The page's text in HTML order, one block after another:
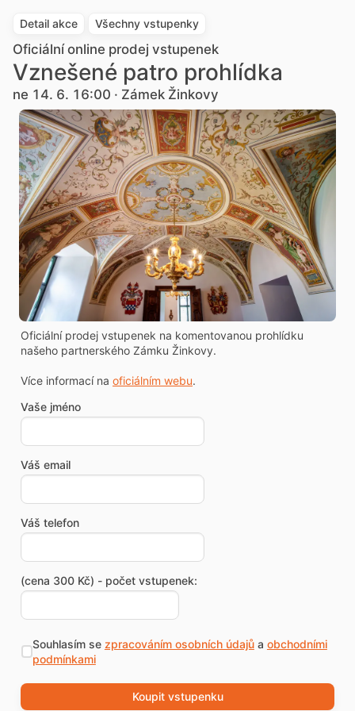
Detail akce Všechny vstupenky
Oficiální online prodej vstupenek
Vznešené patro prohlídka
ne 14. 6. 16:00 · Zámek Žinkovy
Oficiální prodej vstupenek na komentovanou prohlídku
našeho partnerského Zámku Žinkovy.
Více informací na oficiálním webu.
Vaše jméno
Váš email
Váš telefon
(cena 300 Kč) - počet vstupenek:
Souhlasím se zpracováním osobních údajůa obchodními
podmínkami
Koupit vstupenku